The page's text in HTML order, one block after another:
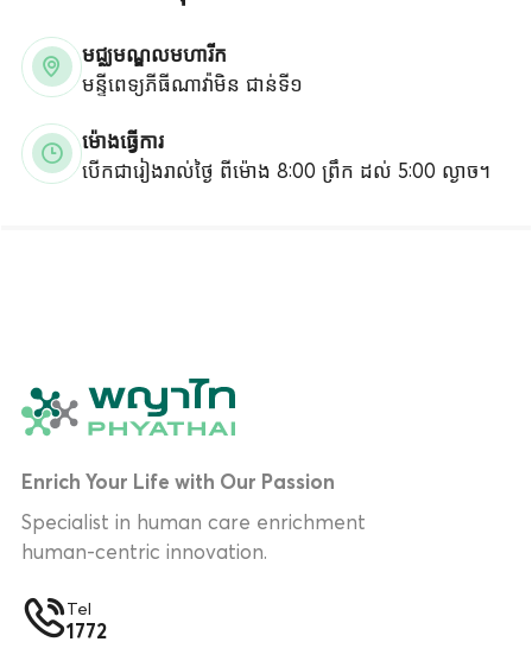
មជ្ឈមណ្ឌលមហារីក
មន្ទីពេទ្យភីធីណាវ៉ាមិន ជាន់ទី១
ម៉ោងធ្វើការ
បើកជារៀងរាល់ថ្ងៃ ពីម៉ោង 8:00 ព្រឹក ដល់ 5:00 ល្ងាច។
Enrich Your Life with Our Passion
Specialist in human care enrichment
human-centric innovation.
Tel
1772